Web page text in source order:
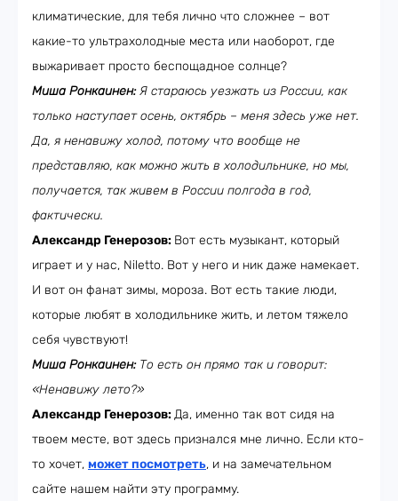
климатические, для тебя лично что сложнее – вот
какие-то ультрахолодные места или наоборот, где
выжаривает просто беспощадное солнце?
Миша Ронкаинен:Я стараюсь уезжать из России, как
только наступает осень, октябрь – меня здесь уже нет.
Да, я ненавижу холод, потому что вообще не
представляю, как можно жить в холодильнике, но мы,
получается, так живем в России полгода в год,
фактически.
Александр Генерозов: Вот есть музыкант, который
играет и у нас, Niletto. Вот у него и ник даже намекает.
И вот он фанат зимы, мороза. Вот есть такие люди,
которые любят в холодильнике жить, и летом тяжело
себя чувствуют!
Миша Ронкаинен: То есть он прямо так и говорит:
«Ненавижу лето?»
Александр Генерозов:Да, именно так вот сидя на
твоем месте, вот здесь признался мне лично. Если кто-
то хочет, может посмотреть, и на замечательном
сайте нашем найти эту программу.